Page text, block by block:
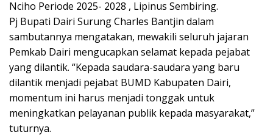
Nciho Periode 2025- 2028 , Lipinus Sembiring.
Pj Bupati Dairi Surung Charles Bantjin dalam
sambutannya mengatakan, mewakili seluruh jajaran
Pemkab Dairi mengucapkan selamat kepada pejabat
yang dilantik. “Kepada saudara-saudara yang baru
dilantik menjadi pejabat BUMD Kabupaten Dairi,
momentum ini harus menjadi tonggak untuk
meningkatkan pelayanan publik kepada masyarakat,”
tuturnya.